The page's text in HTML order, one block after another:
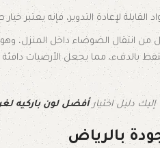
لإعادة التدوير، فإنه يعتبر
انتقال الضوضاء داخل المنزل، وهو
بالدفء، مما يجعل الأرضيات دافئة
دليل اختيار أفضل لون باركيه
بالرياض